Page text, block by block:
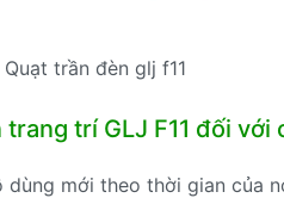
Quạt trần đèn glj f11
trí GLJ F11 đối
mới theo thời gian của